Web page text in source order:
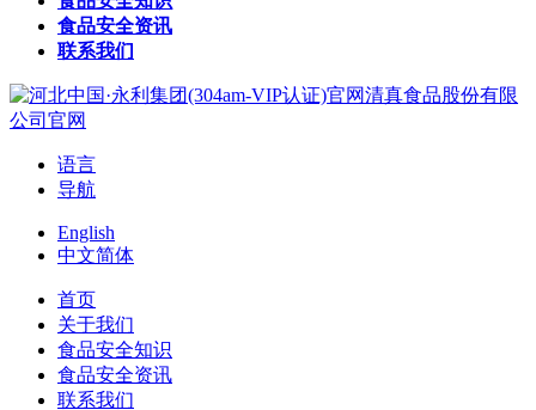
食品安全资讯
联系我们
语言
导航
English
中文简体
首页
关于我们
食品安全知识
食品安全资讯
联系我们